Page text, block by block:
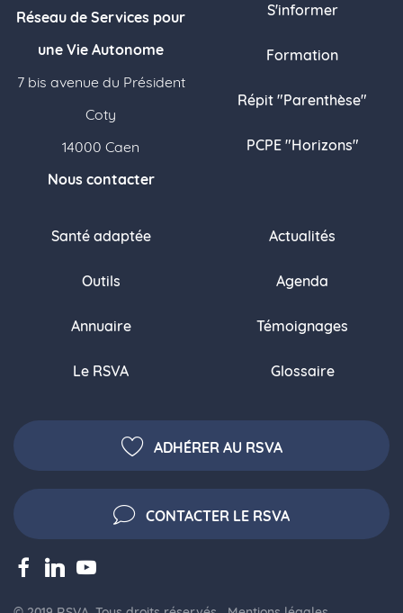
Réseau de Services pour
une Vie Autonome
7 bis avenue du Président
Coty
14000 Caen
Nous contacter
S'informer
Formation
Répit "Parenthèse"
PCPE "Horizons"
Santé adaptée
Outils
Annuaire
Le RSVA
Actualités
Agenda
Témoignages
Glossaire
ADHÉRER AU RSVA
CONTACTER LE RSVA